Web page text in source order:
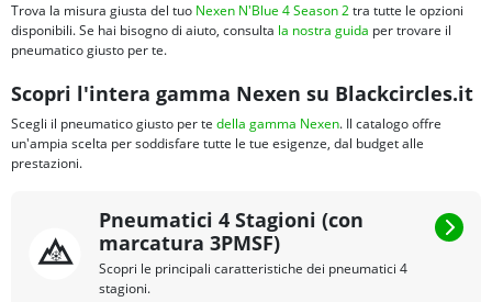
Trova la misura giusta del tuo Nexen N'Blue 4 Season 2tra tutte le opzioni
disponibili. Se hai bisogno di aiuto, consulta la nostra guida per trovare il
pneumatico giusto per te.
Scopri l'intera gamma Nexen su Blackcircles.it
Scegli il pneumatico giusto per te della gamma Nexen. Il catalogo offre
un'ampia scelta per soddisfare tutte le tue esigenze, dal budget alle
prestazioni.
Pneumatici 4 Stagioni (con
marcatura 3PMSF)
Scopri le principali caratteristiche dei pneumatici 4
stagioni.